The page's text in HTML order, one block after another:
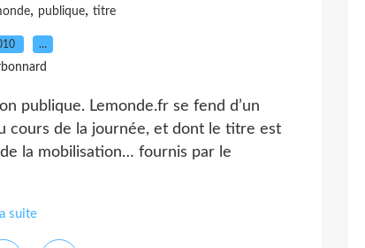
, publique, titre
…
publique. Lemonde.fr se fend d’un
cours de la journée, et dont le titre est
la mobilisation… fournis par le
suite